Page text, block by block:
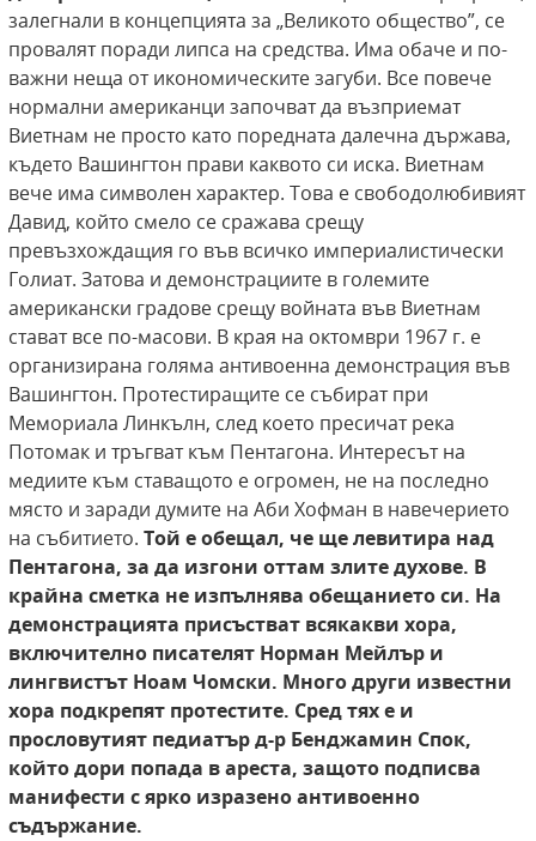
залегнали в концепцията за „Великото общество”, се
провалят поради липса на средства. Има обаче и по-
важни неща от икономическите загуби. Все повече
нормални американци започват да възприемат
Виетнам не просто като поредната далечна държава,
където Вашингтон прави каквото си иска. Виетнам
вече има символен характер. Това е свободолюбивият
Давид, който смело се сражава срещу
превъзхождащия го във всичко империалистически
Голиат. Затова и демонстрациите в големите
американски градове срещу войната във Виетнам
стават все по-масови. В края на октомври 1967 г. е
организирана голяма антивоенна демонстрация във
Вашингтон. Протестиращите се събират при
Мемориала Линкълн, след което пресичат река
Потомак и тръгват към Пентагона. Интересът на
медиите към ставащото е огромен, не на последно
място и заради думите на Аби Хофман в навечерието
на събитието. Той е обещал, че ще левитира над
Пентагона, за да изгони оттам злите духове. В
крайна сметка не изпълнява обещаниетоси. На
демонстрацията присъстват всякакви хора,
включително писателят Норман Мейлър и
лингвистът Ноам Чомски. Много други известни
хора подкрепят протестите. Средтях е и
прословутият педиатър д-р Бенджамин Спок,
който дори попада в ареста, защото подписва
манифести с ярко изразено антивоенно
съдържание.